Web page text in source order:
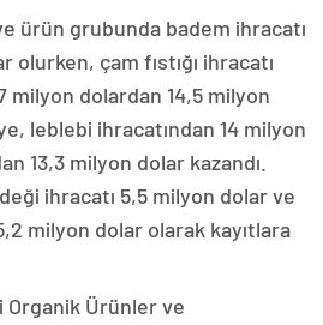
ürün grubunda badem ihracatı
olurken, çam fıstığı ihracatı
milyon dolardan 14,5 milyon
leblebi ihracatından 14 milyon
13,3 milyon dolar kazandı.
ihracatı 5,5 milyon dolar ve
milyon dolar olarak kayıtlara
Organik Ürünler ve